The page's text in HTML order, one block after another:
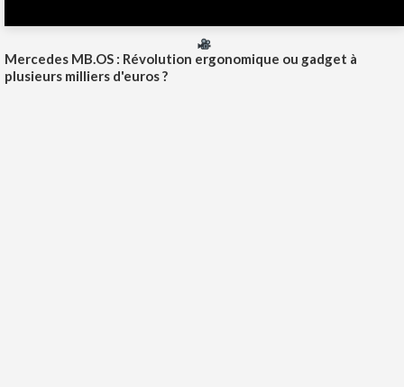
Mercedes MB.OS : Révolution ergonomique ou gadget à
plusieurs milliers d'euros ?